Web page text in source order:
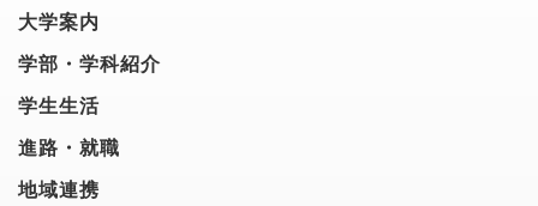
大学案内
学部・学科紹介
学生生活
進路・就職
地域連携